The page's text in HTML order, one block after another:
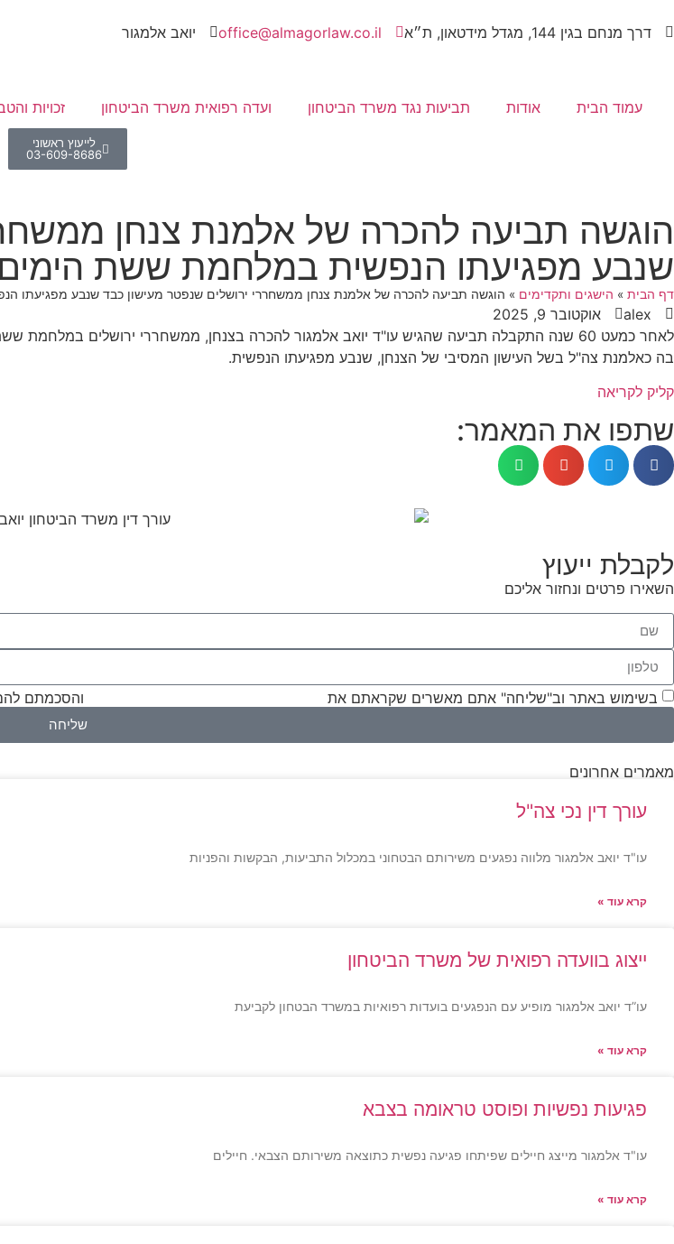
דרך מנחם בגין 144, מגדל מידטאון, ת״א office@almagorlaw.co.il יואב אלמגור
עמוד הבית אודות תביעות נגד משרד הביטחון ועדה רפואית משרד הביטחון זכויות
לייעוץ ראשוני
03-609-8686
הוגשה תביעה להכרה של אלמנת צנחן
שנבע מפגיעתו הנפשית במלחמת ששת הימים
דף הבית » הישגים ותקדימים » הוגשה תביעה להכרה של אלמנת צנחן ממשחררי ירושלים שנפטר מעישון כבד שנבע מפגיעתו
alex
אוקטובר 9, 2025
לאחר כמעט 60 שנה התקבלה תביעה שהגיש עו"ד יואב אלמגור להכרה בצנחן, ממשחררי ירושלים
בה כאלמנת צה"ל בשל העישון המסיבי של הצנחן, שנבע מפגיעתו הנפשית.
קליק לקריאה
שתפו את המאמר:
לקבלת ייעוץ
השאירו פרטים ונחזור אליכם
בשימוש באתר וב"שליחה" אתם מאשרים שקראתם את והסכמתם
שליחה
מאמרים אחרונים
עורך דין נכי צה"ל
עו"ד יואב אלמגור מלווה נפגעים משירותם הבטחוני במכלול התביעות, הבקשות והפניות
קרא עוד »
ייצוג בוועדה רפואית של משרד הביטחון
עו”ד יואב אלמגור מופיע עם הנפגעים בועדות רפואיות במשרד הבטחון לקביעת
קרא עוד »
פגיעות נפשיות ופוסט טראומה בצבא
עו"ד אלמגור מייצג חיילים שפיתחו פגיעה נפשית כתוצאה משירותם הצבאי. חיילים
קרא עוד »